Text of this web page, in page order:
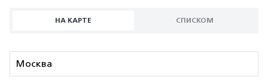
НА КАРТЕ СПИСКОМ